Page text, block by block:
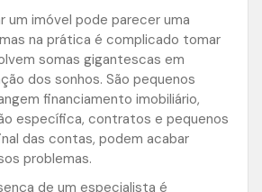
um imóvel pode parecer uma
na prática é complicado tomar
somas gigantescas em
dos sonhos. São pequenos
financiamento imobiliário,
específica, contratos e pequenos
das contas, podem acabar
problemas.
de um especialista é